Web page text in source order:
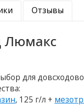
Отзывы
Люмакс
для
, 125 г/л +